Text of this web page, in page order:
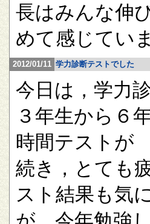
長はみんな伸
めて感じてい
2012/01/11 学力診断テストでした
今日は，学力
３年生から６
時間テストが
続き，とても
スト結果も気